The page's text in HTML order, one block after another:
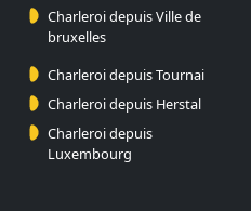
Charleroi depuis Ville de
bruxelles
Charleroi depuis Tournai
Charleroi depuis Herstal
Charleroi depuis
Luxembourg